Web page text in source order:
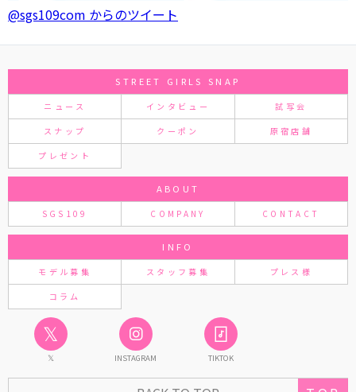
@sgs109com からのツイート
STREET GIRLS SNAP
ニュース インタビュー 試写会
スナップ クーポン 原宿店舗
プレゼント
ABOUT
SGS109 COMPANY CONTACT
INFO
モデル募集 スタッフ募集 プレス様
コラム
𝕏
𝕏 INSTAGRAM TIKTOK